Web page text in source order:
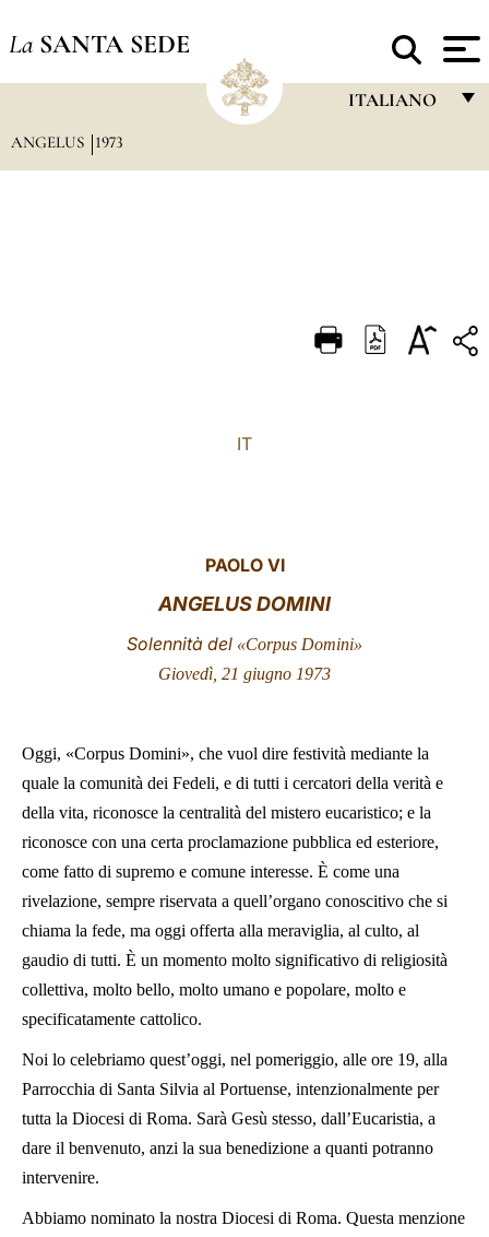
La SANTA SEDE
ITALIANO
DEUTSCH
ANGELUS 1973
IT
PAOLO VI
ANGELUS DOMINI
Solennità del «Corpus Domini»
Giovedì, 21 giugno 1973
Oggi, «Corpus Domini», che vuol dire festività mediante la
quale la comunità dei Fedeli, e di tutti i cercatori della verità e
della vita, riconosce la centralità del mistero eucaristico; e la
riconosce con una certa proclamazione pubblica ed esteriore,
come fatto di supremo e comune interesse. È come una
rivelazione, sempre riservata a quell’organo conoscitivo che si
chiama la fede, ma oggi offerta alla meraviglia, al culto, al
gaudio di tutti. È un momento molto significativo di religiosità
collettiva, molto bello, molto umano e popolare, molto e
specificatamente cattolico.
Noi lo celebriamo quest’oggi, nel pomeriggio, alle ore 19, alla
Parrocchia di Santa Silvia al Portuense, intenzionalmente per
tutta la Diocesi di Roma. Sarà Gesù stesso, dall’Eucaristia, a
dare il benvenuto, anzi la sua benedizione a quanti potranno
intervenire.
Abbiamo nominato la nostra Diocesi di Roma. Questa menzione